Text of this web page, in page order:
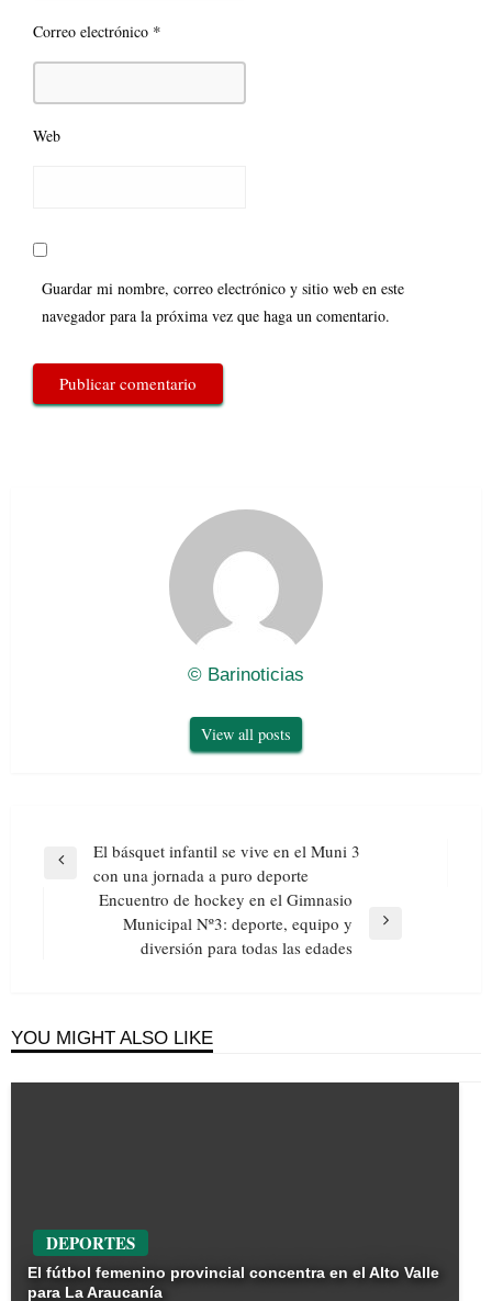
Correo electrónico *
Web
Guardar mi nombre, correo electrónico y sitio web en este
navegador para la próxima vez que haga un comentario.
© Barinoticias
View all posts
Navegación
entradas
Previous
El básquet infantil se vive en el Muni 3
con una jornada a puro deporte
Encuentro de hockey en el Gimnasio
Municipal Nº3: deporte, equipo y
diversión para todas las edades
YOU MIGHT ALSO LIKE
DEPORTES
El fútbol femenino provincial concentra en el Alto Valle
para La Araucanía